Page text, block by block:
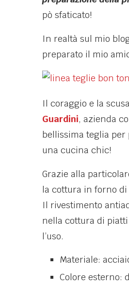
pò sfaticato!
In realtà sul mio
preparato il mio
Il coraggio e la
Guardini, azienda
bellissima teglia per
una cucina chic!
Grazie alla
la cottura in forno
Il rivestimento
nella cottura di
l’uso.
Materiale:
Colore esterno: